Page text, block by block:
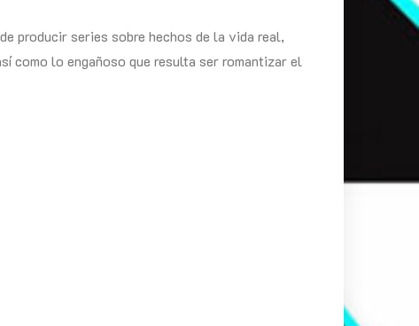
producir series sobre hechos de la vida real,
como lo engañoso que resulta ser romantizar el